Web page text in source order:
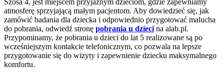
atmosferę sprzyjającą małym pacjentom. Aby dowiedzieć się, jak
zamówić badania dla dziecka i odpowiednio przygotować malucha
do pobrania, odwiedź stronę pobrania u dzieci na alab.pl.
Przypominamy, że pobrania u dzieci do lat 5 realizowane są po
wcześniejszym kontakcie telefonicznym, co pozwala na lepsze
przygotowanie się do wizyty i zapewnienie dziecku maksymalnego
komfortu.